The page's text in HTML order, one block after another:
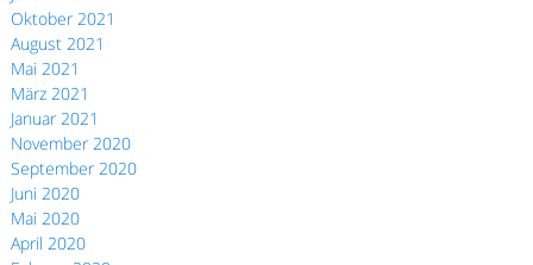
Oktober 2021
August 2021
Mai 2021
März 2021
Januar 2021
November 2020
September 2020
Juni 2020
Mai 2020
April 2020